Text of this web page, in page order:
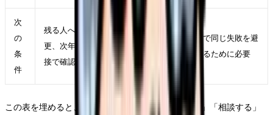
次
の
条
件
残る人への業務増加、教育係の変
更、次年度の補充予定を求人票や面
接で確認できるか
次で同じ失敗を避
けるために必要
この表を埋めると、「今すぐ退職」ではなく「休む」「相談する」